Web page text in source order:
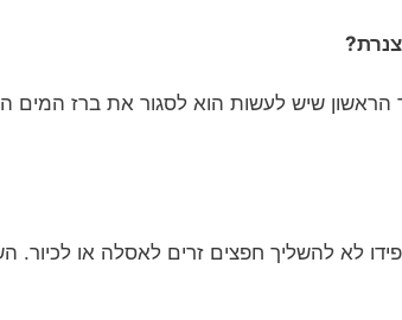
שיש לעשות הוא לסגור את ברז המים
לא להשליך חפצים זרים לאסלה או לכיור.